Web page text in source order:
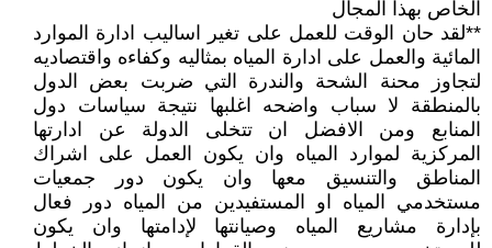
الخاص بهذا المجال
**لقد حان الوقت للعمل على تغير اساليب ادارة الموارد
المائية والعمل على ادارة المياه بمثاليه وكفاءه واقتصاديه
لتجاوز محنة الشحة والندرة التي ضربت بعض الدول
بالمنطقة لا سباب واضحه اغلبها نتيجة سياسات دول
المنابع ومن الافضل ان تتخلى الدولة عن ادارتها
المركزية لموارد المياه وان يكون العمل على اشراك
المناطق والتنسيق معها وان يكون دور جمعيات
مستخدمي المياه او المستفيدين من المياه دور فعال
بإدارة مشاريع المياه وصيانتها لإدامتها وان يكون